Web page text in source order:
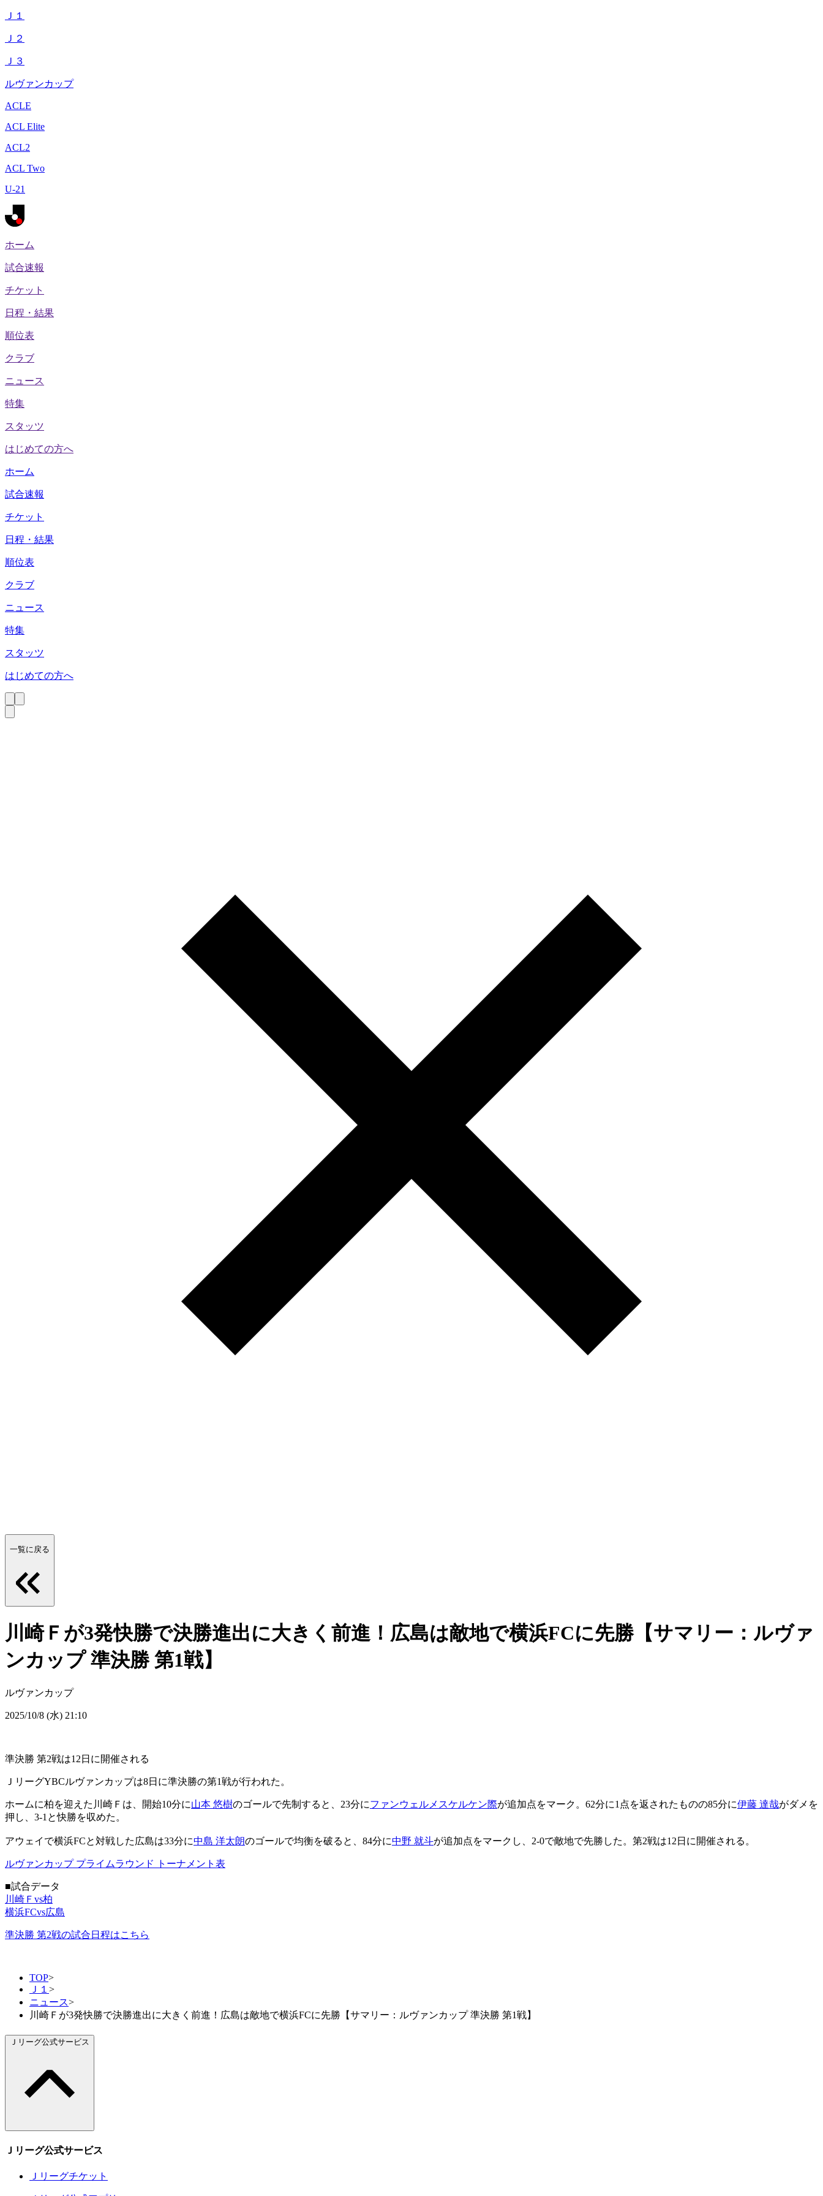
Ｊ１
Ｊ２
Ｊ３
ルヴァンカップ
ACLE
ACL Elite
ACL2
ACL Two
U-21
ホーム
試合速報
チケット
日程・結果
順位表
クラブ
ニュース
特集
スタッツ
はじめての方へ
ホーム
試合速報
チケット
日程・結果
順位表
クラブ
ニュース
特集
スタッツ
はじめての方へ
一覧に戻る
川崎Ｆが3発快勝で決勝進出に大きく前進！広島は敵地で横浜FCに先勝【サマリー：ルヴァ
ンカップ 準決勝 第1戦】
ルヴァンカップ
2025/10/8 (水) 21:10
準決勝 第2戦は12日に開催される
ＪリーグYBCルヴァンカップは8日に準決勝の第1戦が行われた。
ホームに柏を迎えた川崎Ｆは、開始10分に山本 悠樹のゴールで先制すると、23分にファンウェルメスケルケン際が追加点をマーク。62分に1点を返されたものの85分に伊藤 達哉がダメを
押し、3-1と快勝を収めた。
アウェイで横浜FCと対戦した広島は33分に中島 洋太朗のゴールで均衡を破ると、84分に中野 就斗が追加点をマークし、2-0で敵地で先勝した。第2戦は12日に開催される。
ルヴァンカップ プライムラウンド トーナメント表
■試合データ
川崎Ｆvs柏
横浜FCvs広島
準決勝 第2戦の試合日程はこちら
TOP>
Ｊ１ >
ニュース>
川崎Ｆが3発快勝で決勝進出に大きく前進！広島は敵地で横浜FCに先勝【サマリー：ルヴァンカップ 準決勝 第1戦】
Ｊリーグ公式サービス
Ｊリーグ公式サービス
Ｊリーグチケット